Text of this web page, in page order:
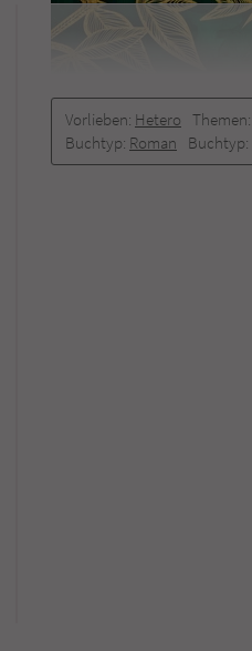
Vorlieben: Hetero Themen:
Buchtyp: Roman Buchtyp: